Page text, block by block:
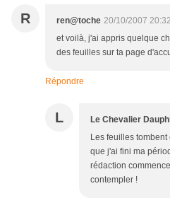
R ren@toche 20/10/2007 20:32
et voilà, j'ai appris quelque
des feuilles sur ta page
Répondre
L Le Chevalier
Les feuilles tombent
que j'ai fini ma
rédaction
contempler !